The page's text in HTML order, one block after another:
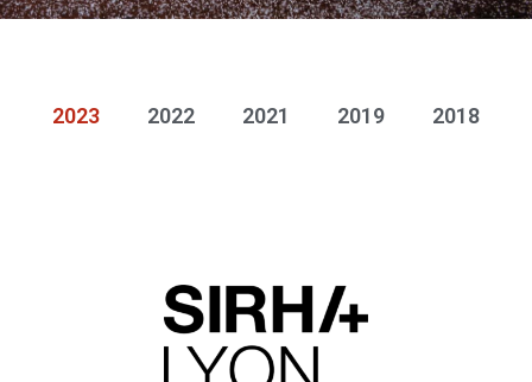
2023 2022 2021 2019 2018